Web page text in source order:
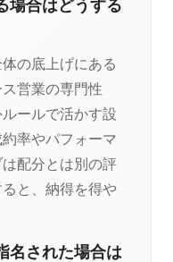
場合はどうする
の底上げにある
営業の専門性
ールで活かす設
率やパフォーマ
配分とは別の評
と、納得を得や
名された場合は